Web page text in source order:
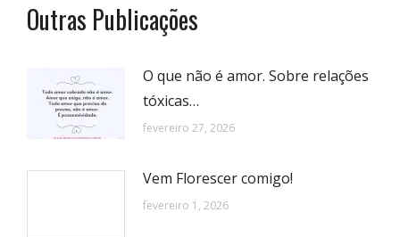
Outras Publicações
O que não é amor. Sobre relações
tóxicas…
fevereiro 27, 2026
Vem Florescer comigo!
fevereiro 1, 2026